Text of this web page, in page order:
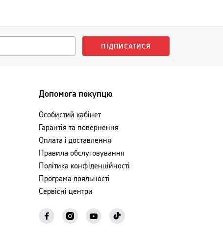
ПІДПИСАТИСЯ
Допомога покупцю
Особистий кабінет
Гарантія та повернення
Оплата і доставлення
Правила обслуговування
Політика конфіденційності
Програма лояльності
Сервісні центри